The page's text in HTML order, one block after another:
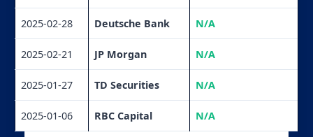
2025-02-28 Deutsche Bank N/A
2025-02-21 JP Morgan N/A
2025-01-27 TD Securities N/A
2025-01-06 RBC Capital N/A